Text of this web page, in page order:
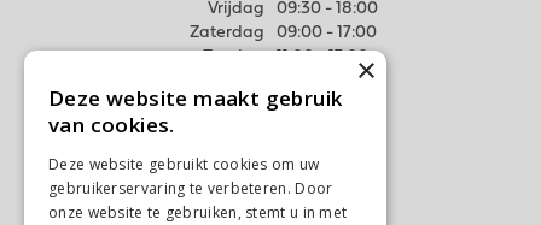
Vrijdag
09:30 - 18:00
Zaterdag
09:00 - 17:00
Meer weten
Algemene voorwaarden
Privacy Statement
Disclaimer
×
Deze website maakt gebruik
van cookies.
Deze website gebruikt cookies om uw
gebruikerservaring te verbeteren. Door
onze website te gebruiken, stemt u in met